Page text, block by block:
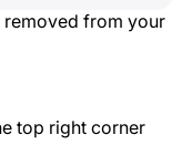
removed from your
top right corner